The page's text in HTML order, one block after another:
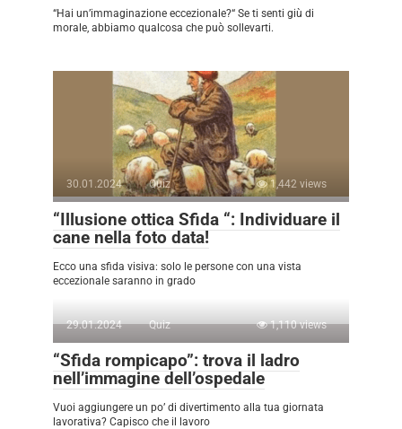
“Hai un’immaginazione eccezionale?“ Se ti senti giù di
morale, abbiamo qualcosa che può sollevarti.
30.01.2024 Quiz 1,442 views
“Illusione ottica Sfida “: Individuare il
cane nella foto data!
Ecco una sfida visiva: solo le persone con una vista
eccezionale saranno in grado
29.01.2024 Quiz 1,110 views
“Sfida rompicapo”: trova il ladro
nell’immagine dell’ospedale
Vuoi aggiungere un po’ di divertimento alla tua giornata
lavorativa? Capisco che il lavoro